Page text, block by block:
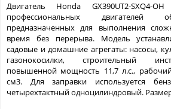
Двигатель Honda GX390UT2-SXQ4-
профессиональных двигателей
предназначенных для выполнения
время без перерыва. Модель
садовые и домашние агрегаты: насосы,
газонокосилки, строительный
повышенной мощность 11,7 л.с.,
см3. Для заправки используется
четырехтактный одноцилиндровый.